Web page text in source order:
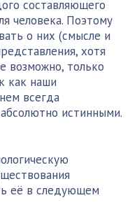
составляющего
человека. Поэтому
о них (смысле и
хотя
возможно, только
как наши
всегда
истинными.
её в следующем